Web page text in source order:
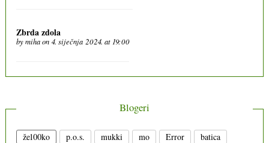
Zbrda zdola
bymihaon 4. siječnja 2024. at 19:00
Blogeri
že100ko p.o.s. mukki mo Error
batica